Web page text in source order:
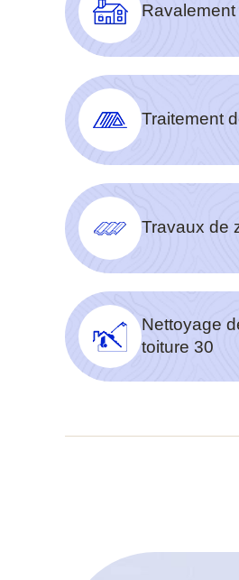
Traitement
Travaux de
Nettoyage
toiture 30